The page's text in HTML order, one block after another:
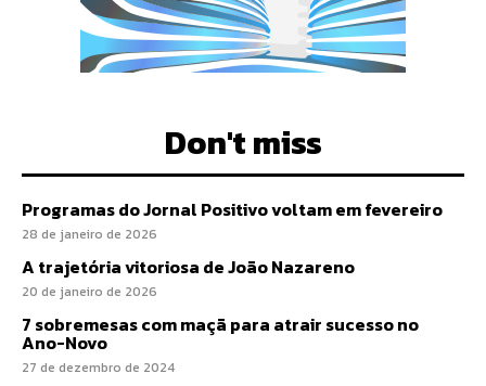
Don't miss
Programas do Jornal Positivo voltam em fevereiro
28 de janeiro de 2026
A trajetória vitoriosa de João Nazareno
20 de janeiro de 2026
7 sobremesas com maçã para atrair sucesso no
Ano-Novo
27 de dezembro de 2024